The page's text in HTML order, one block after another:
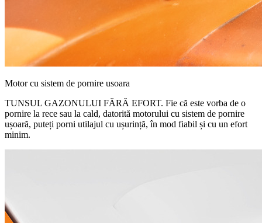
Motor cu sistem de pornire usoara
TUNSUL GAZONULUI FĂRĂ EFORT. Fie că este vorba de o
pornire la rece sau la cald, datorită motorului cu sistem de pornire
ușoară, puteți porni utilajul cu ușurință, în mod fiabil și cu un efort
minim.